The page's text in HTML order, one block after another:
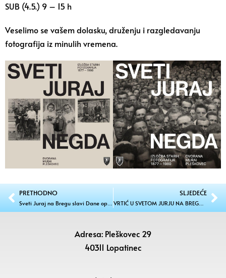
SUB (4.5.) 9 – 15 h
Veselimo se vašem dolasku, druženju i razgledavanju
fotografija iz minulih vremena.
PRETHODNO
Sveti Juraj na Bregu slavi Dane općine: Bogat program čeka vas od 20. travnja do 5. svibnja!
SLJEDEĆE
VRTIĆ U SVETOM JURJU NA BREGU Greška je ispravljena kako bi zadržali odgojiteljice
Adresa: Pleškovec 29
40311 Lopatinec